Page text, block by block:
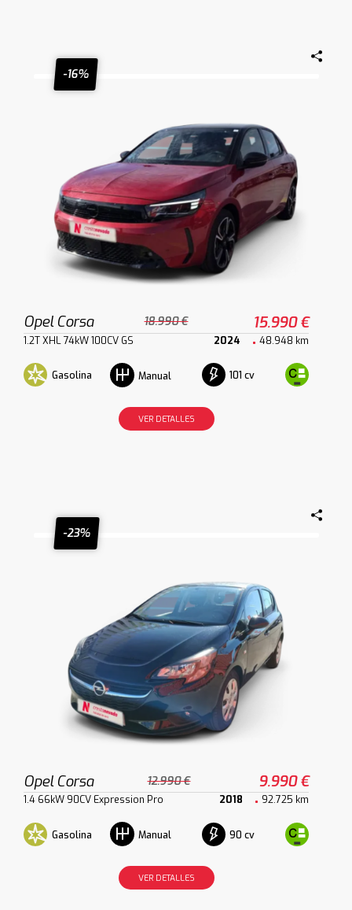
-16%
Opel Corsa 18.990 € 15.990 €
1.2T XHL 74kW 100CV GS 2024 48.948 km
Gasolina Manual 101 cv
VER DETALLES
-23%
Opel Corsa 12.990 € 9.990 €
1.4 66kW 90CV Expression Pro 2018 92.725 km
Gasolina Manual 90 cv
VER DETALLES